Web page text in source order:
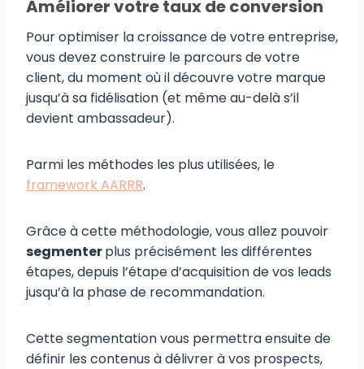
Améliorer votre taux de conversion
Pour optimiser la croissance de votre entreprise,
vous devez construire le parcours de votre
client, du moment où il découvre votre marque
jusqu’à sa fidélisation (et même au-delà s’il
devient ambassadeur).
Parmi les méthodes les plus utilisées, le
framework AARRR.
Grâce à cette méthodologie, vous allez pouvoir
segmenterplus précisément les différentes
étapes, depuis l’étape d’acquisition de vos leads
jusqu’à la phase de recommandation.
Cette segmentation vous permettra ensuite de
définir les contenus à délivrer à vos prospects,